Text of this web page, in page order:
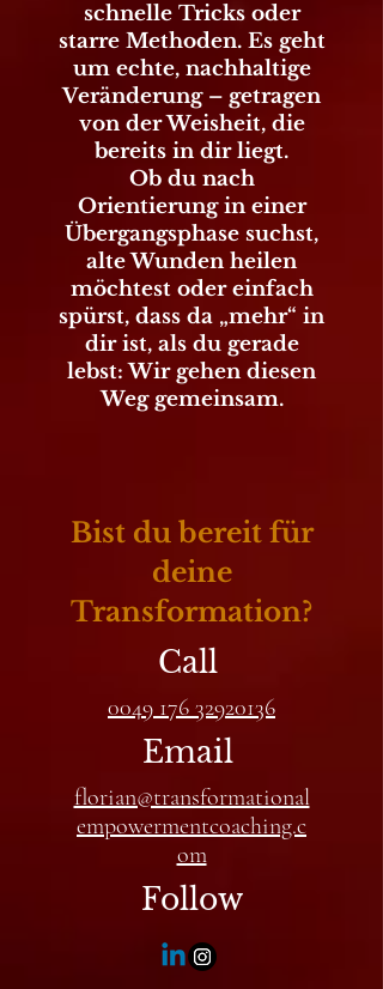
schnelle Tricks oder
starre Methoden. Es geht
um echte, nachhaltige
Veränderung – getragen
von der Weisheit, die
bereits in dir liegt.
Ob du nach
Orientierung in einer
Übergangsphase suchst,
alte Wunden heilen
möchtest oder einfach
spürst, dass da „mehr“ in
dir ist, als du gerade
lebst: Wir gehen diesen
Weg gemeinsam.
Bist du bereit für
deine
Transformation?
Call
0049 176 32920136
Email
florian@transformational
empowermentcoaching.c
om
Follow